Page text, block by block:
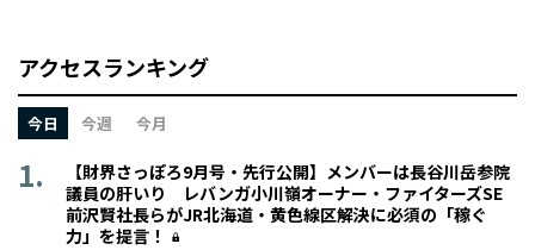
アクセスランキング
今日 今週 今月
【財界さっぽろ9月号・先行公開】メンバーは長谷川岳参院
議員の肝いり レバンガ小川嶺オーナー・ファイターズSE
前沢賢社長らがJR北海道・黄色線区解決に必須の「稼ぐ
力」を提言！